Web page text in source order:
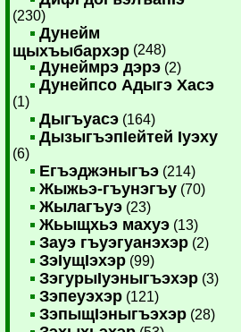
(230)
Дунейм
щыхъыбархэр (248)
Дунеймрэ дэрэ (2)
Дунейпсо Адыгэ Хасэ
(1)
Дыгъуасэ (164)
ДызыгъэпIейтей Iуэху
(6)
Егъэджэныгъэ (214)
Жыжьэ-гъунэгъу (70)
Жылагъуэ (23)
Жьыщхьэ махуэ (13)
Зауэ гъуэгуанэхэр (2)
ЗэIущIэхэр (99)
ЗэгурыIуэныгъэхэр (3)
Зэпеуэхэр (121)
ЗэпыщIэныгъэхэр (28)